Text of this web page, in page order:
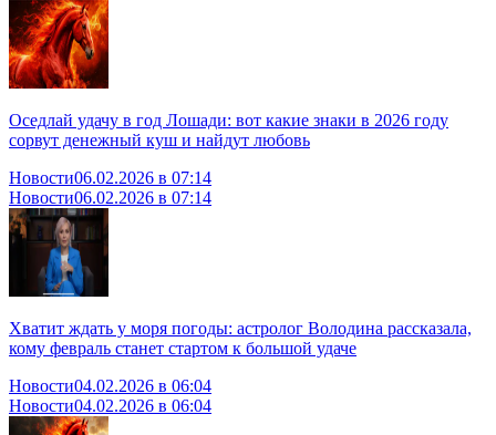
Оседлай удачу в год Лошади: вот какие знаки в 2026 году
сорвут денежный куш и найдут любовь
Новости06.02.2026 в 07:14
Новости06.02.2026 в 07:14
Хватит ждать у моря погоды: астролог Володина рассказала,
кому февраль станет стартом к большой удаче
Новости04.02.2026 в 06:04
Новости04.02.2026 в 06:04